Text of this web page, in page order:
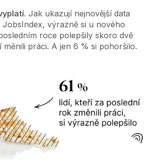
. Jak ukazují nejnovější data
výrazně si u nového
roce polepšily skoro dvě
práci. A jen 6 % si pohoršilo.